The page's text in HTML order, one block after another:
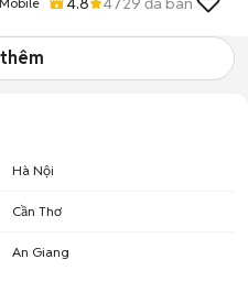
Hà Nội
Cần Thơ
An Giang